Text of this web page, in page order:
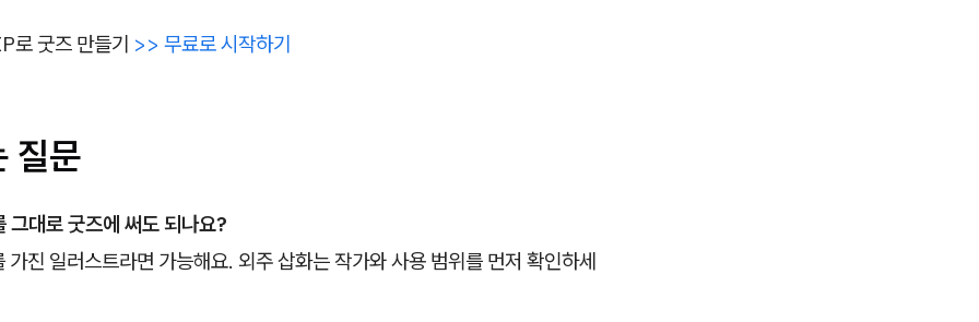
로 굿즈 만들기 >> 무료로 시작하기
질문
그대로 굿즈에 써도 되나요?
가진 일러스트라면 가능해요. 외주 삽화는 작가와 사용 범위를 먼저 확인하세